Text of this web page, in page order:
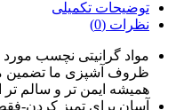
توضیحات تکمیلی
نظرات (0)
ظروف آشپزی ما تضمین
همیشه ایمن تر و سالم
آسان برای تمیز کردن-